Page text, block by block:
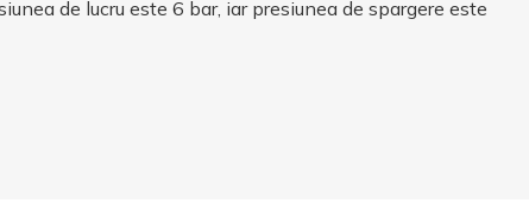
de lucru este 6 bar, iar presiunea de spargere este